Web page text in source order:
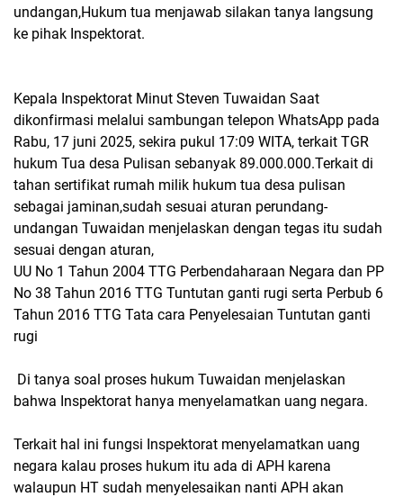
undangan,Hukum tua menjawab silakan tanya langsung
ke pihak Inspektorat.
Kepala Inspektorat Minut Steven Tuwaidan Saat
dikonfirmasi melalui sambungan telepon WhatsApp pada
Rabu, 17 juni 2025, sekira pukul 17:09 WITA, terkait TGR
hukum Tua desa Pulisan sebanyak 89.000.000.Terkait di
tahan sertifikat rumah milik hukum tua desa pulisan
sebagai jaminan,sudah sesuai aturan perundang-
undangan Tuwaidan menjelaskan dengan tegas itu sudah
sesuai dengan aturan,
UU No 1 Tahun 2004 TTG Perbendaharaan Negara dan PP
No 38 Tahun 2016 TTG Tuntutan ganti rugi serta Perbub 6
Tahun 2016 TTG Tata cara Penyelesaian Tuntutan ganti
rugi
Di tanya soal proses hukum Tuwaidan menjelaskan
bahwa Inspektorat hanya menyelamatkan uang negara.
Terkait hal ini fungsi Inspektorat menyelamatkan uang
negara kalau proses hukum itu ada di APH karena
walaupun HT sudah menyelesaikan nanti APH akan